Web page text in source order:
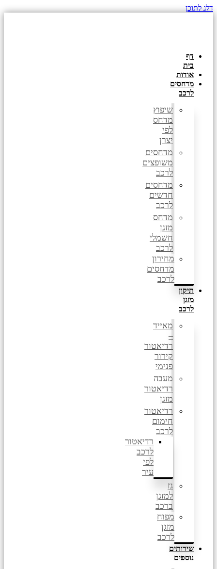
דלג לתוכן
דף
בית
אודות
מדחסים
לרכב
שיפוץ
מדחס
לפי
יצרן
מדחסים
משופצים
לרכב
מדחסים
חדשים
לרכב
מדחס
מזגן
חשמלי
לרכב
מחירון
מדחסים
לרכב
תיקון
מזגן
לרכב
מאייד
–
רדיאטור
קירור
פנימי
מעבה
רדיאטור
מזגן
רדיאטור
חימום
לרכב
רדיאטור
לרכב
לפי
עיר
גז
למזגן
ברכב
מפוח
מזגן
לרכב
שירותים
נוספים